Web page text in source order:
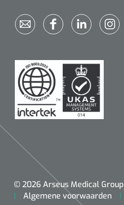
© 2026 Arseus Medical Group
Algemene voorwaarden